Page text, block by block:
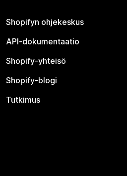
Shopifyn ohjekeskus
API-dokumentaatio
Shopify-yhteisö
Shopify-blogi
Tutkimus